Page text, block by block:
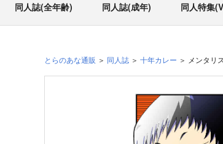
同人誌(全年齢) 同人誌(成年) 同人特集
とらのあな通販 同人誌 十年カレー メンタリ